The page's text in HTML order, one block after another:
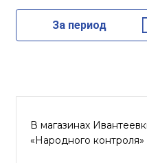
За период
В магазинах
«Народного контроля»